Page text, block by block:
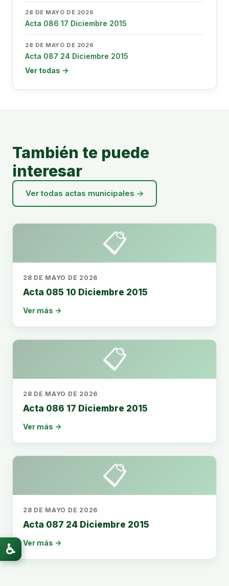
28 DE MAYO DE 2026
Acta 086 17 Diciembre 2015
28 DE MAYO DE 2026
Acta 087 24 Diciembre 2015
Ver todas →
También te puede
interesar
Ver todas actas municipales →
📋
28 DE MAYO DE 2026
Acta 085 10 Diciembre 2015
Ver más →
📋
28 DE MAYO DE 2026
Acta 086 17 Diciembre 2015
Ver más →
📋
28 DE MAYO DE 2026
Acta 087 24 Diciembre 2015
Ver más →
♿